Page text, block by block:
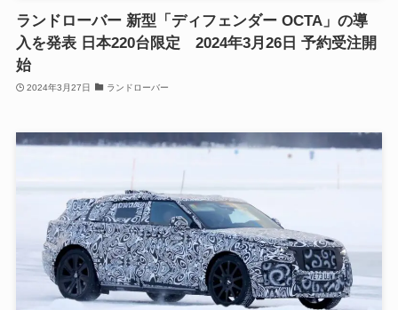
ランドローバー 新型「ディフェンダー OCTA」の導
入を発表 日本220台限定 2024年3月26日 予約受注開
始
2024年3月27日 ランドローバー